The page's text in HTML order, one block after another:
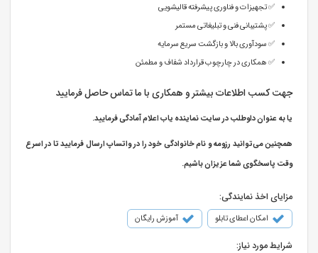
✅ تجهیزات و فناوری پیشرفته قالیشویی
✅ پشتیبانی فنی و تبلیغاتی مستمر
✅ سودآوری بالا و بازگشت سریع سرمایه
✅ همکاری در چارچوب قرارداد شفاف و مطمئن
جهت کسب اطلاعات بیشتر و همکاری با ما تماس حاصل فرمایید
یا به عنوان داوطلب در سایت نماینده یاب اعلام آمادگی فرمایید.
همچنین می‌توانید رزومه و نام خانوادگی خود را در واتساپ ارسال فرمایید تا در اسرع
وقت پاسخگوی شما عزیزان باشیم.
مزایای اخذ نمایندگی:
امکان اعطای تابلو آموزش رایگان
شرایط مورد نیاز: